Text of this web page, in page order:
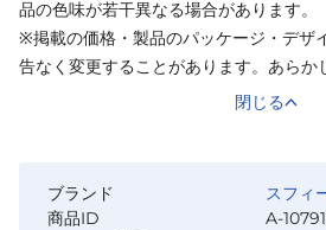
品の色味が若干異なる場合があります。
※掲載の価格・製品のパッケージ・デザ
告なく変更することがあります。あらか
閉じる
ブランド
スフィ
商品ID
A-